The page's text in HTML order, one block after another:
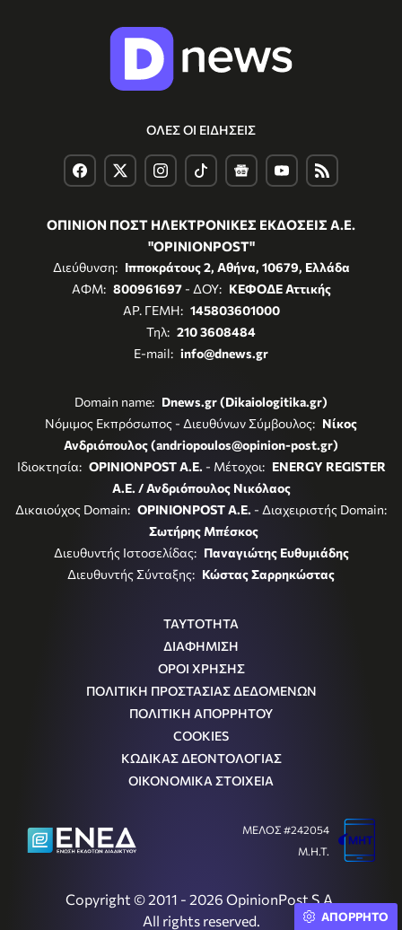
ΟΛΕΣ ΟΙ ΕΙΔΗΣΕΙΣ
ΟΠΙΝΙΟΝ ΠΟΣΤ ΗΛΕΚΤΡΟΝΙΚΕΣ ΕΚΔΟΣΕΙΣ Α.Ε.
"OPINIONPOST"
Διεύθυνση: Ιπποκράτους 2, Αθήνα, 10679, Ελλάδα
ΑΦΜ: 800961697- ΔΟΥ: ΚΕΦΟΔΕ Αττικής
ΑΡ. ΓΕΜΗ: 145803601000
Τηλ: 210 3608484
E-mail: info@dnews.gr
Domain name: Dnews.gr (Dikaiologitika.gr)
Νόμιμος Εκπρόσωπος - Διευθύνων Σύμβουλος: Νίκος
Ανδριόπουλος (andriopoulos@opinion-post.gr)
Ιδιοκτησία: OPINIONPOST A.E. - Μέτοχοι: ENERGY REGISTER
Α.Ε. / Ανδριόπουλος Νικόλαος
Δικαιούχος Domain: OPINIONPOST A.E. - Διαχειριστής Domain:
Σωτήρης Μπέσκος
Διευθυντής Ιστοσελίδας: Παναγιώτης Ευθυμιάδης
Διευθυντής Σύνταξης: Κώστας Σαρρηκώστας
ΤΑΥΤΟΤΗΤΑ
ΔΙΑΦΗΜΙΣΗ
ΟΡΟΙ ΧΡΗΣΗΣ
ΠΟΛΙΤΙΚΗ ΠΡΟΣΤΑΣΙΑΣ ΔΕΔΟΜΕΝΩΝ
ΠΟΛΙΤΙΚΗ ΑΠΟΡΡΗΤΟΥ
COOKIES
ΚΩΔΙΚΑΣ ΔΕΟΝΤΟΛΟΓΙΑΣ
ΟΙΚΟΝΟΜΙΚΑ ΣΤΟΙΧΕΙΑ
Copyright © 2011 - 2026 OpinionPost S.A.
All rights reserved.
ΜΕΛΟΣ #242054
Μ.Η.Τ.
ΑΠΟΡΡΗΤΟ